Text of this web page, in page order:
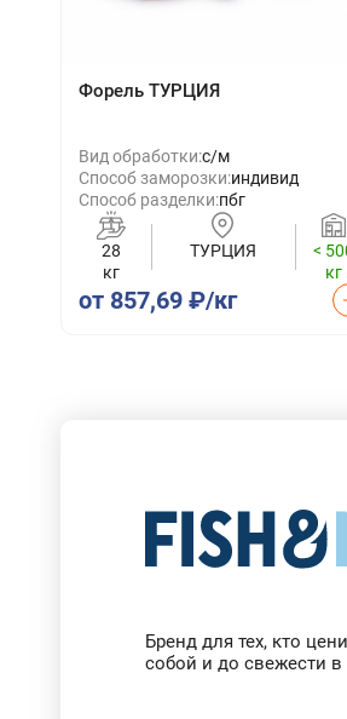
Форель ТУРЦИЯ
Вид обработки:с/м
Способ заморозки:индивид
Способ разделки:пбг
28
кг
ТУРЦИЯ
<
кг
от 857,69 ₽/кг
Бренд для тех, кто
собой и до свежести